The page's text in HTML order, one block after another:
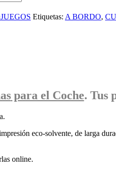
Etiquetas: A BORDO,
para el Coche. Tus
eco-solvente, de larga
online.